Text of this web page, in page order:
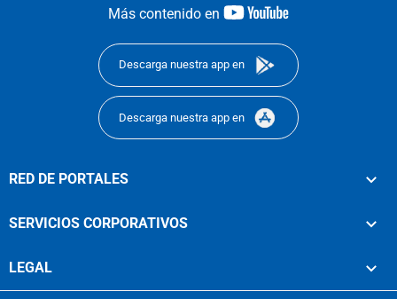
Más contenido en
youtube-
Descarga nuestra app en
Descarga nuestra app en
RED DE PORTALES
SERVICIOS CORPORATIVOS
LEGAL